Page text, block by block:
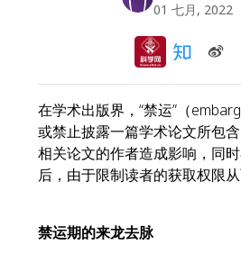
01 七月, 2022
在学术出版界，“禁运”（
或禁止披露一篇学术论文所包
相关论文的作者造成影响，同
后，由于限制读者的获取权限从
禁运期的来龙去脉